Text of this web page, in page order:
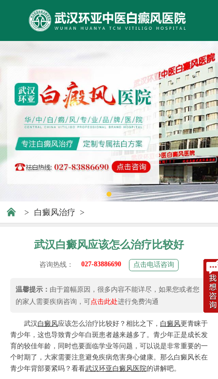
> 白癜风治疗 >
武汉白癜风应该怎么治疗比较好
咨询热线： 027-83886690 点击电话咨询
温馨提示： 由于篇幅原因，很多内容不能详尽，如果您或者您
的家人需要疾病咨询，可点击此处进行免费沟通
武汉 白癜风应该怎么治疗比较好？相比之下， 白癜风更青睐于
青少年，这也导致青少年白斑患者越来越多了。青少年正是成长发
育的较佳年龄，同时也要面临学业等问题，可以说是非常重要的一
个时期了，大家需要注意避免疾病危害身心健康。那么白癜风长在
青少年背部要紧吗？看看武汉环亚白癜风医院的讲解吧。